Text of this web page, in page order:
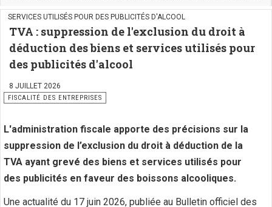
SERVICES UTILISÉS POUR DES PUBLICITÉS D'ALCOOL
TVA : suppression de l'exclusion du droit à
déduction des biens et services utilisés pour
des publicités d'alcool
8 JUILLET 2026
FISCALITÉ DES ENTREPRISES
L'administration fiscale apporte des précisions sur la
suppression de l’exclusion du droit à déduction de la
TVA ayant grevé des biens et services utilisés pour
des publicités en faveur des boissons alcooliques.
Une actualité du 17 juin 2026, publiée au Bulletin officiel des